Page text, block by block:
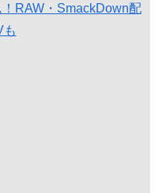
RAW・SmackDown配
も